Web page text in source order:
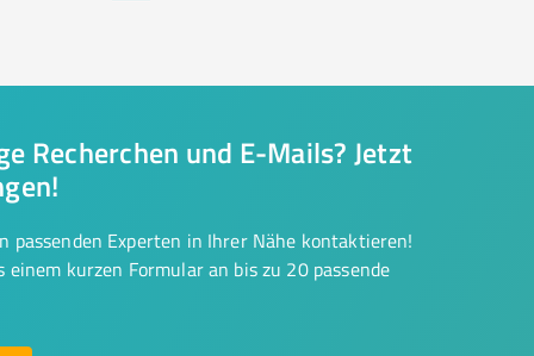
Recherchen und E-Mails? Jetzt
passenden Experten in Ihrer Nähe kontaktieren!
kurzen Formular an bis zu 20 passende